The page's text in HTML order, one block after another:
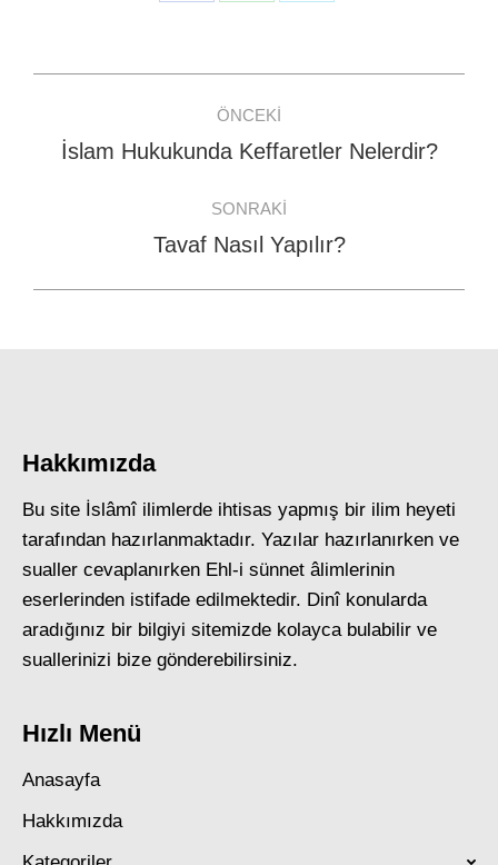
navigation
ÖNCEKI
Previous
İslam Hukukunda Keffaretler Nelerdir?
SONRAKI
Next
Tavaf Nasıl Yapılır?
Hakkımızda
Bu site İslâmî ilimlerde ihtisas yapmış bir ilim heyeti
tarafından hazırlanmaktadır. Yazılar hazırlanırken ve
sualler cevaplanırken Ehl-i sünnet âlimlerinin
eserlerinden istifade edilmektedir. Dinî konularda
aradığınız bir bilgiyi sitemizde kolayca bulabilir ve
suallerinizi bize gönderebilirsiniz.
Hızlı Menü
Anasayfa
Hakkımızda